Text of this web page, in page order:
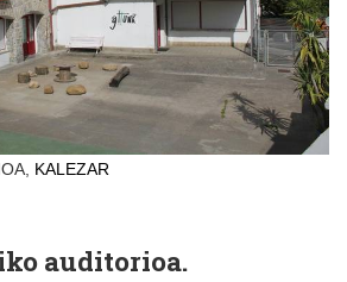
KALEZAR
auditorioa.